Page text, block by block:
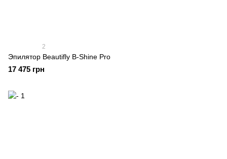
2
Эпилятор Beautifly B-Shine Pro
17 475 грн